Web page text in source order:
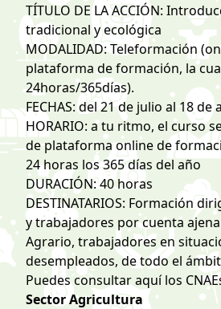
TÍTULO DE LA ACCIÓN:
tradicional y ecológica
MODALIDAD: Teleformación
plataforma de formación, la
24horas/365días).
FECHAS: del 21 de julio al 18 de
HORARIO: a tu ritmo, el curso
de plataforma online de
24 horas los 365 días del año
DURACIÓN: 40 horas
DESTINATARIOS: Formación
y trabajadores por cuenta
Agrario, trabajadores en
desempleados, de todo el
Puedes consultaraquí los
Sector Agricultura